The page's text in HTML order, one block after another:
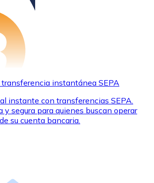
transferencia instantánea SEPA
instante con transferencias SEPA.
y segura para quienes buscan operar
su cuenta bancaria.